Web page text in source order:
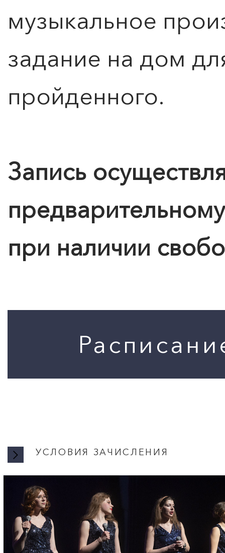
ПОИСК ПО МЕРОПРИЯТИЯМ
музыкальное
задание на дом
пройденного.
Запись
при наличии
УСЛОВИЯ ЗАЧИСЛЕНИЯ
Запись